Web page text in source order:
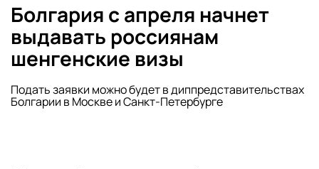
Болгария с апреля начнет
выдавать россиянам
шенгенские визы
Подать заявки можно будет в диппредставительствах
Болгарии в Москве и Санкт-Петербурге